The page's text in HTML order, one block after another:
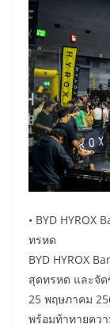
• BYD
ทรหด
BYD HYROX
สุดทรหด และจัด
25 พฤษภาคม
พร้อมท้าทายคว